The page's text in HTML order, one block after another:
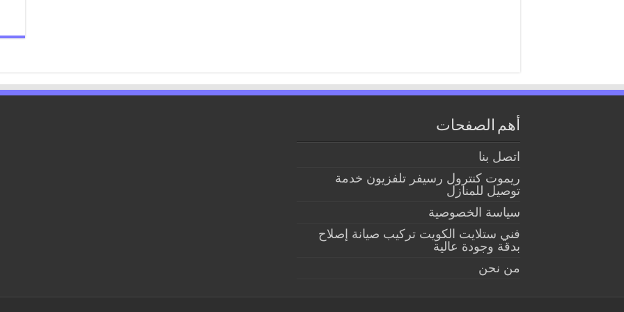
أهم الصفحات
اتصل بنا
ريموت كنترول رسيفر تلفزيون خدمة
توصيل للمنازل
سياسة الخصوصية
فني ستلايت الكويت تركيب صيانة إصلاح
بدقة وجودة عالية
من نحن